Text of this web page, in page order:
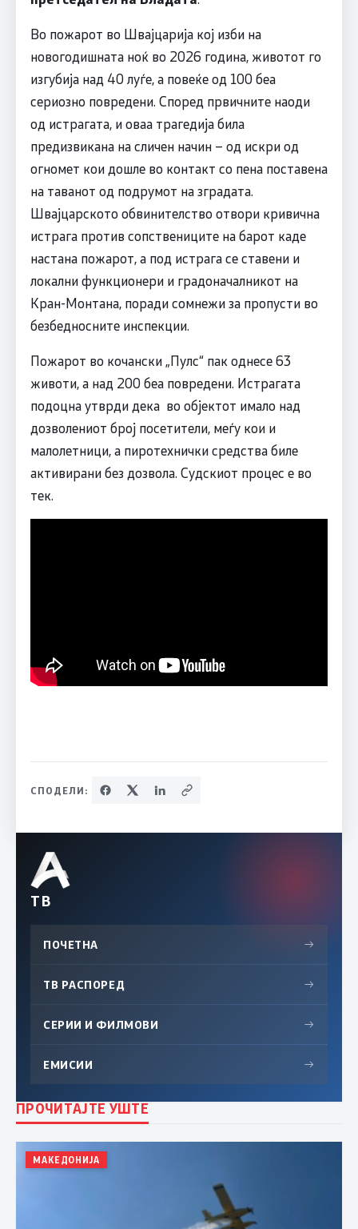
Во пожарот во Швајцарија кој изби на
новогодишната ноќ во 2026 година, животот го
изгубија над 40 луѓе, а повеќе од 100 беа
сериозно повредени. Според првичните наоди
од истрагата, и оваа трагедија била
предизвикана на сличен начин – од искри од
огномет кои дошле во контакт со пена поставена
на таванот од подрумот на зградата.
Швајцарското обвинителство отвори кривична
истрага против сопствениците на барот каде
настана пожарот, а под истрага се ставени и
локални функционери и градоначалникот на
Кран-Монтана, поради сомнежи за пропусти во
безбедносните инспекции.
Пожарот во кочански „Пулс“ пак однесе 63
животи, а над 200 беа повредени. Истрагата
подоцна утврди дека во објектот имало над
дозволениот број посетители, меѓу кои и
малолетници, а пиротехнички средства биле
активирани без дозвола. Судскиот процес е во
тек.
СПОДЕЛИ:
ТВ
ПОЧЕТНА →
ТВ РАСПОРЕД →
СЕРИИ И ФИЛМОВИ →
ЕМИСИИ →
ПРОЧИТАЈТЕ УШТЕ
МАКЕДОНИЈА